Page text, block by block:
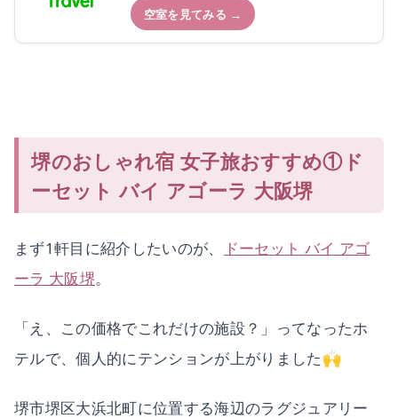
空室を見てみる →
堺のおしゃれ宿 女子旅おすすめ①ド
ーセット バイ アゴーラ 大阪堺
まず1軒目に紹介したいのが、
ドーセット バイ アゴ
ーラ 大阪堺。
「え、この価格でこれだけの施設？」ってなったホ
テルで、個人的にテンションが上がりました🙌
堺市堺区大浜北町に位置する海辺のラグジュアリー